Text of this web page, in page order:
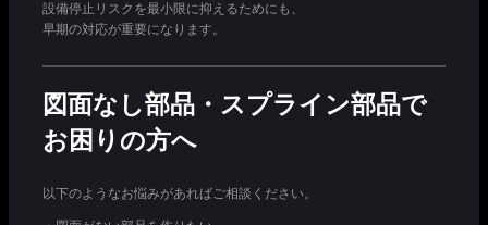
設備停止リスクを最小限に抑えるためにも、
早期の対応が重要になります。
図面なし部品・スプライン部品で
お困りの方へ
以下のようなお悩みがあればご相談ください。